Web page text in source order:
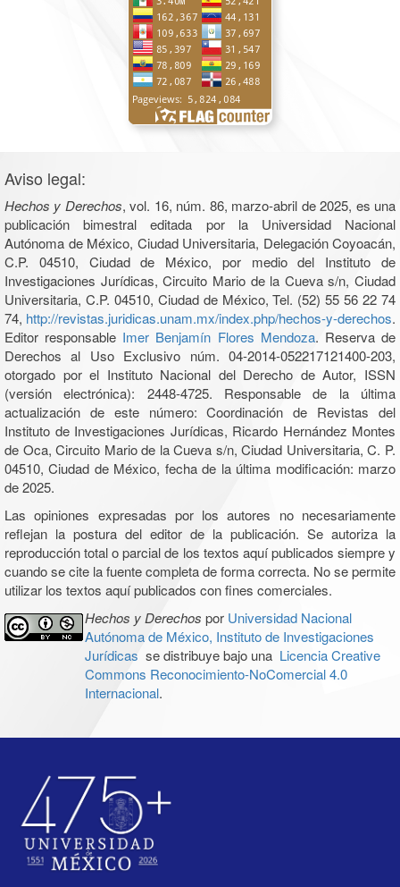
Aviso legal:
Hechos y Derechos, vol. 16, núm. 86, marzo-abril de 2025, es una
publicación bimestral editada por la Universidad Nacional
Autónoma de México, Ciudad Universitaria, Delegación Coyoacán,
C.P. 04510, Ciudad de México, por medio del Instituto de
Investigaciones Jurídicas, Circuito Mario de la Cueva s/n, Ciudad
Universitaria, C.P. 04510, Ciudad de México, Tel. (52) 55 56 22 74
74, http://revistas.juridicas.unam.mx/index.php/hechos-y-derechos.
Editor responsable Imer Benjamín Flores Mendoza. Reserva de
Derechos al Uso Exclusivo núm. 04-2014-052217121400-203,
otorgado por el Instituto Nacional del Derecho de Autor, ISSN
(versión electrónica): 2448-4725. Responsable de la última
actualización de este número: Coordinación de Revistas del
Instituto de Investigaciones Jurídicas, Ricardo Hernández Montes
de Oca, Circuito Mario de la Cueva s/n, Ciudad Universitaria, C. P.
04510, Ciudad de México, fecha de la última modificación: marzo
de 2025.
Las opiniones expresadas por los autores no necesariamente
reflejan la postura del editor de la publicación. Se autoriza la
reproducción total o parcial de los textos aquí publicados siempre y
cuando se cite la fuente completa de forma correcta. No se permite
utilizar los textos aquí publicados con fines comerciales.
Hechos y Derechos por Universidad Nacional
Autónoma de México, Instituto de Investigaciones
Jurídicas se distribuye bajo una Licencia Creative
Commons Reconocimiento-NoComercial 4.0
Internacional.